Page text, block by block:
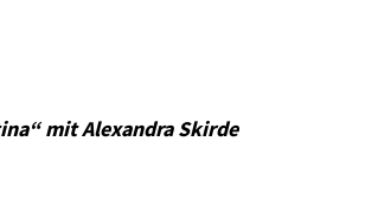
mit Alexandra Skirde